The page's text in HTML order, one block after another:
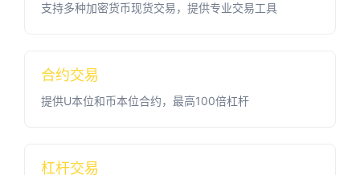
支持多种加密货币现货交易，提供专业交易工具
合约交易
提供U本位和币本位合约，最高100倍杠杆
杠杆交易